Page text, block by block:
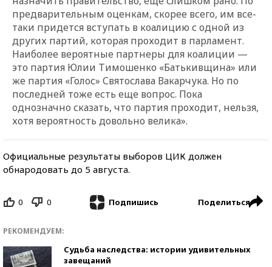
предварительным оценкам, скорее всего, им все-
таки придется вступать в коалицию с одной из
других партий, которая проходит в парламент.
Наиболее вероятные партнеры для коалиции —
это партия Юлии Тимошенко «Батькивщина» или
же партия «Голос» Святослава Вакарчука. Но по
последней тоже есть еще вопрос. Пока
однозначно сказать, что партия проходит, нельзя,
хотя вероятность довольно велика».
Официальные результаты выборов ЦИК должен
обнародовать до 5 августа.
0 0 Подпишись Поделиться
РЕКОМЕНДУЕМ:
Судьба наследства: истории удивительных
завещаний